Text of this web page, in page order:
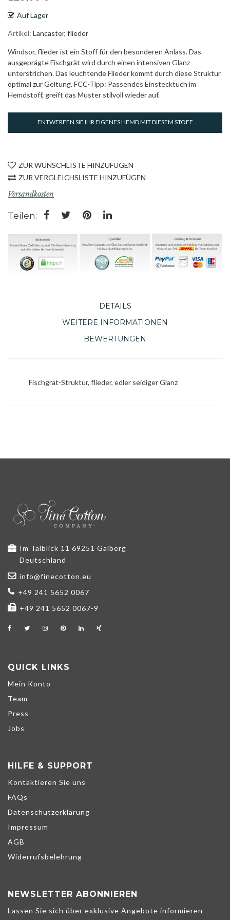
Auf Lager
Artikel Lancaster, flieder
Windsor, flieder ist ein Stoff für den besonderen Anlass. Das
ausgeprägte Fischgrät wird durch einen intensiven Glanz
unterstrichen. Das leuchtende Flieder kommt durch diese Struktur
optimal zur Geltung. FCC-Tipp: Passendes Einstecktuch im
Hemdstoff, greift das Muster stilvoll wieder auf.
ENTWERFEN SIE IHR EIGENES HEMD MIT DIESEM STOFF
ZUR WUNSCHLISTE HINZUFÜGEN
ZUR VERGLEICHSLISTE HINZUFÜGEN
Versandkosten
Teilen:
DETAILS
WEITERE INFORMATIONEN
BEWERTUNGEN
Fischgrät-Struktur, flieder, edler seidiger Glanz
Im Talblick 11 69251 Gaiberg
Deutschland
info@finecotton.eu
+49 241 5652 0067
+49 241 5652 0067-9
QUICK LINKS
Mein Konto
Team
Press
Jobs
HILFE & SUPPORT
Kontaktieren Sie uns
FAQs
Datenschutzerklärung
Impressum
AGB
Widerrufsbelehrung
NEWSLETTER ABONNIEREN
Lassen Sie sich über exklusive Angebote informieren
Wir verwenden Cookies, um unsere Dienste zu verbessern,
persönliche Angebote zu unterbreiten und Ihr Erlebnis zu